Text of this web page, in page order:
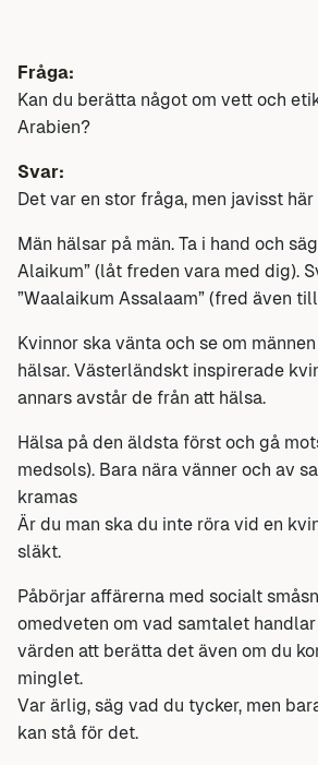
Fråga:
Kan du berätta något om vett och
Arabien?
Svar:
Det var en stor fråga, men javisst
Män hälsar på män. Ta i hand och
Alaikum” (låt freden vara med dig).
”Waalaikum Assalaam” (fred även
Kvinnor ska vänta och se om männen
hälsar. Västerländskt inspirerade
annars avstår de från att hälsa.
Hälsa på den äldsta först och gå
medsols). Bara nära vänner och av
kramas
Är du man ska du inte röra vid en
släkt.
Påbörjar affärerna med socialt
omedveten om vad samtalet
värden att berätta det även om du
minglet.
Var ärlig, säg vad du tycker, men
kan stå för det.